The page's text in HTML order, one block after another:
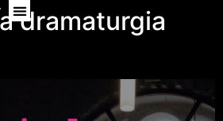
dramaturgia